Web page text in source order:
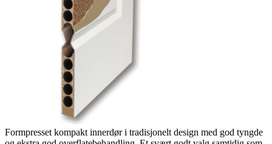
Formpresset kompakt innerdør i tradisjonelt design med god tyngde